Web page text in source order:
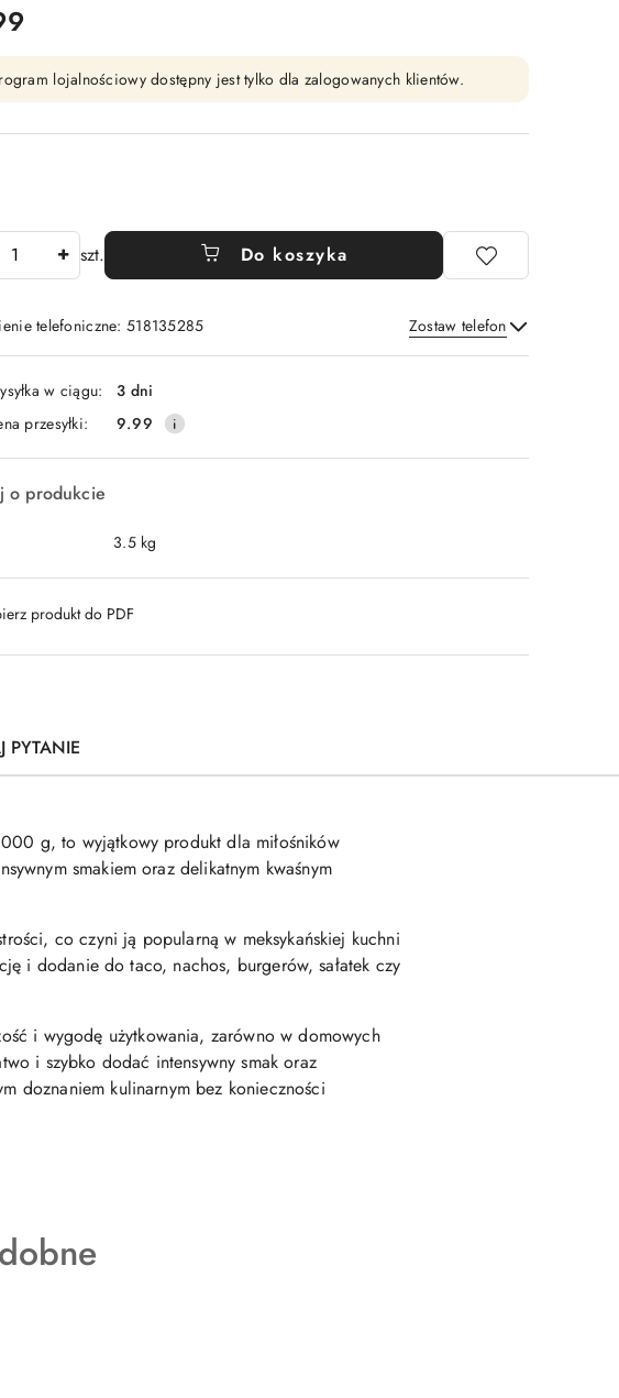
lojalnościowy dostępny jest tylko dla zalogowanych klientów.
szt. Do koszyka
telefoniczne: 518135285 Zostaw telefon
Wyślij
w ciągu:
3 dni
przesyłki:
9.99
o produkcie
3.5 kg
produkt do PDF
PYTANIE
g, to wyjątkowy produkt dla miłośników
smakiem oraz delikatnym kwaśnym
co czyni ją popularną w meksykańskiej kuchni
i dodanie do taco, nachos, burgerów, sałatek czy
i wygodę użytkowania, zarówno w domowych
i szybko dodać intensywny smak oraz
doznaniem kulinarnym bez konieczności